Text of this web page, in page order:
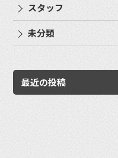
スタッフ
未分類
最近の投稿